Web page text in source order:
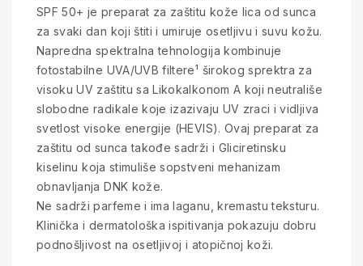
SPF 50+ je preparat za zaštitu kože lica od sunca
za svaki dan koji štiti i umiruje osetljivu i suvu kožu.
Napredna spektralna tehnologija kombinuje
fotostabilne UVA/UVB filtere¹ širokog sprektra za
visoku UV zaštitu sa Likokalkonom A koji neutrališe
slobodne radikale koje izazivaju UV zraci i vidljiva
svetlost visoke energije (HEVIS). Ovaj preparat za
zaštitu od sunca takođe sadrži i Gliciretinsku
kiselinu koja stimuliše sopstveni mehanizam
obnavljanja DNK kože.
Ne sadrži parfeme i ima laganu, kremastu teksturu.
Klinička i dermatološka ispitivanja pokazuju dobru
podnošljivost na osetljivoj i atopičnoj koži.